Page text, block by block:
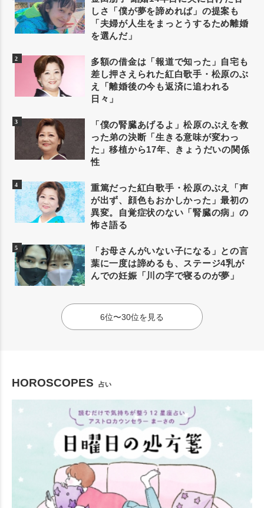
しさ「僕が夢を諦めれば」の提案も
「夫婦が人生をまっとうするため離婚
を選んだ」
多額の借金は「報道で知った」自宅も
差し押さえられた紅白歌手・松原のぶ
え「離婚後の今も返済に追われる
日々」
「僕の腎臓あげるよ」松原のぶえを救
った弟の決断「生きる意味が変わっ
た」移植から17年、きょうだいの関係
性
重篤だった紅白歌手・松原のぶえ「声
が出ず、顔色もおかしかった」最初の
異変。自覚症状のない「腎臓の病」の
怖さ語る
「お母さんがいない子になる」との言
葉に一度は諦めるも、ステージ4乳が
んでの妊娠「川の字で寝るのが夢」
6位〜30位を見る
HOROSCOPES 占い